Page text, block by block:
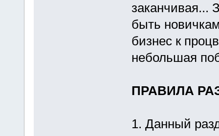
заканчивая...
быть
бизнес к
небольшая
ПРАВИЛА
1. Данный